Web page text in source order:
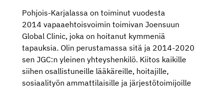
Pohjois-Karjalassa on toiminut vuodesta
2014 vapaaehtoisvoimin toimivan Joensuun
Global Clinic, joka on hoitanut kymmeniä
tapauksia. Olin perustamassa sitä ja 2014-2020
sen JGC:n yleinen yhteyshenkilö. Kiitos kaikille
siihen osallistuneille lääkäreille, hoitajille,
sosiaalityön ammattilaisille ja järjestötoimijoille